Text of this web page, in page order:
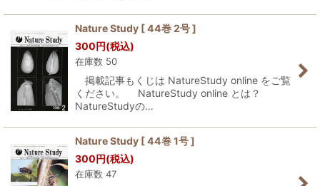
Nature Study [ 44巻 2号 ]
300円(税込)
在庫数 50
掲載記事もくじは NatureStudy online をご覧
ください。 NatureStudy online とは？
NatureStudyの…
Nature Study [ 44巻 1号 ]
300円(税込)
在庫数 47